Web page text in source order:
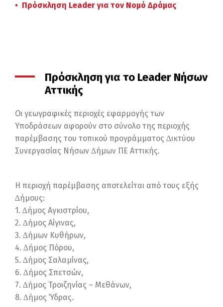
• Πρόσκληση Leader για τον Νομό Δράμας
Πρόσκληση για το Leader Νήσων
Αττικής
Οι γεωγραφικές περιοχές εφαρμογής των
Υποδράσεων αφορούν στο σύνολο της περιοχής
παρέμβασης του τοπικού προγράμματος ∆ικτύου
Συνεργασίας Νήσων ∆ήμων ΠΕ Αττικής.
Η περιοχή παρέμβασης αποτελείται από τους εξής
∆ήμους:
1. ∆ήμος Αγκιστρίου,
2. ∆ήμος Αίγινας,
3. ∆ήμων Κυθήρων,
4. ∆ήμος Πόρου,
5. ∆ήμος Σαλαμίνας,
6. ∆ήμος Σπετσών,
7. ∆ήμος Τροιζηνίας – Μεθάνων,
8. ∆ήμος Ύδρας.